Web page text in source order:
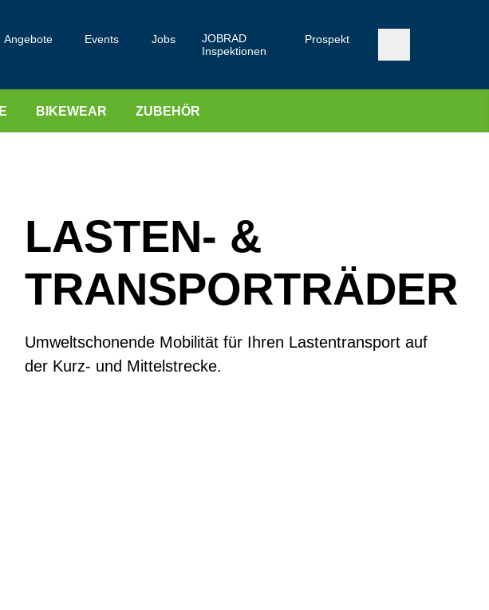
Angebote Events Jobs
JOBRAD
Inspektionen
Prospekt
BIKEWEAR ZUBEHÖR
LASTEN- &
TRANSPORTRÄDER
Umweltschonende Mobilität für Ihren Lastentransport auf
der Kurz- und Mittelstrecke.